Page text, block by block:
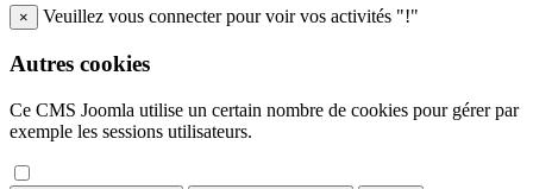
× Veuillez vous connecter pour voir vos activités "!"
Autres cookies
Ce CMS Joomla utilise un certain nombre de cookies pour gérer par
exemple les sessions utilisateurs.